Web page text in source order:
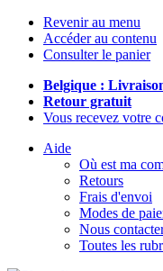
Revenir au menu
Accéder au contenu
Consulter le panier
Belgique :
Retour gratuit
Vous recevez votre
Aide
Où est ma
Retours
Frais d'envoi
Modes de
Nous
Toutes les